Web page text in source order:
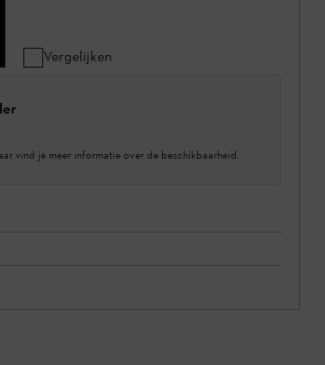
Vergelijken
vind je meer informatie over de beschikbaarheid.